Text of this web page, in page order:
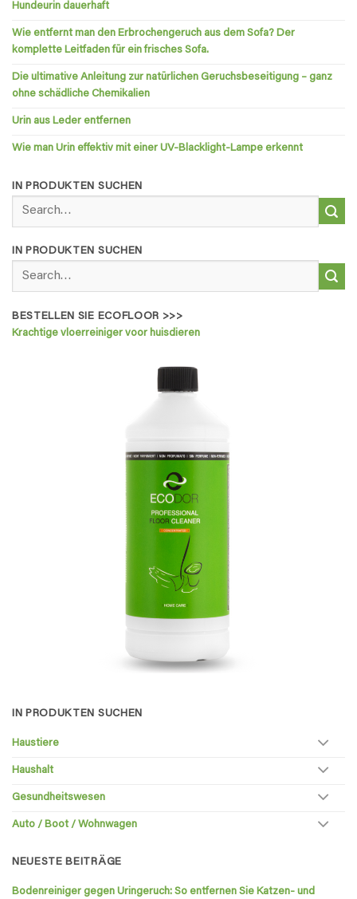
Hundeurin dauerhaft
Wie entfernt man den Erbrochengeruch aus dem Sofa? Der
komplette Leitfaden für ein frisches Sofa.
Die ultimative Anleitung zur natürlichen Geruchsbeseitigung – ganz
ohne schädliche Chemikalien
Urin aus Leder entfernen
Wie man Urin effektiv mit einer UV-Blacklight-Lampe erkennt
IN PRODUKTEN SUCHEN
for:
IN PRODUKTEN SUCHEN
for:
BESTELLEN SIE ECOFLOOR >>>
Krachtige vloerreiniger voor huisdieren
IN PRODUKTEN SUCHEN
Haustiere
Haushalt
Gesundheitswesen
Auto / Boot / Wohnwagen
NEUESTE BEITRÄGE
Bodenreiniger gegen Uringeruch: So entfernen Sie Katzen- und